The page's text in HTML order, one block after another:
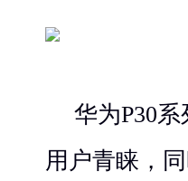
华为P30
用户青睐，